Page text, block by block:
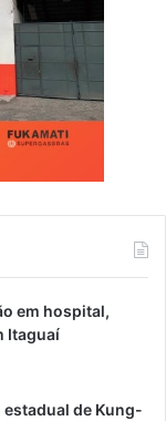
em hospital,
Itaguaí
de Kung-